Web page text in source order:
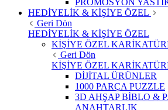
PROMOSYON
HEDİYELİK & KİŞİYE ÖZEL
Geri Dön
HEDİYELİK & KİŞİYE ÖZEL
KİŞİYE ÖZEL
Geri Dön
KİŞİYE ÖZEL
DİJİTAL ÜRÜNLER
1000 PARÇA PUZZLE
3D AHŞAP BİBLO &
ANAHTARLIK